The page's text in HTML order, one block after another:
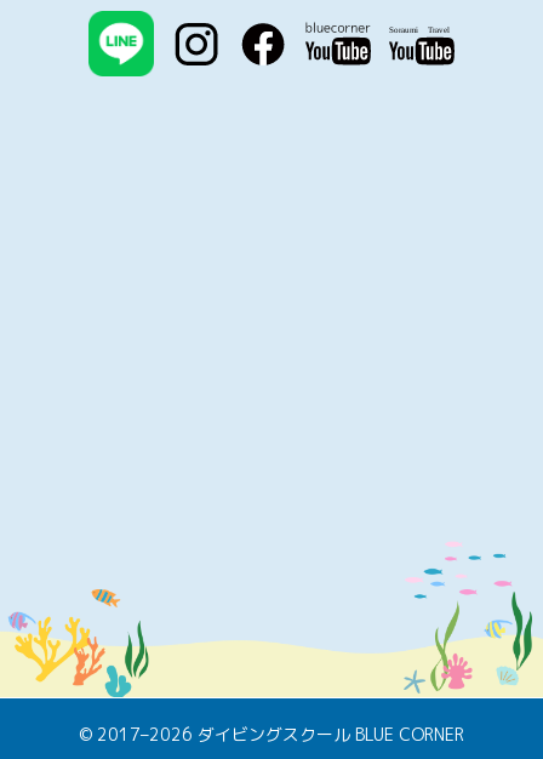
© 2017–2026 ダイビングスクール BLUE CORNER